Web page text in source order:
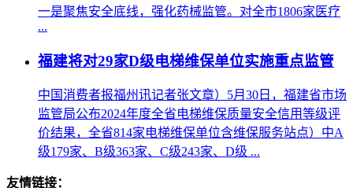
一是聚焦安全底线，强化药械监管。对全市1806家医疗
...
福建将对29家D级电梯维保单位实施重点监管
中国消费者报福州讯记者张文章）5月30日，福建省市场
监管局公布2024年度全省电梯维保质量安全信用等级评
价结果，全省814家电梯维保单位含维保服务站点）中A
级179家、B级363家、C级243家、D级 ...
友情链接：